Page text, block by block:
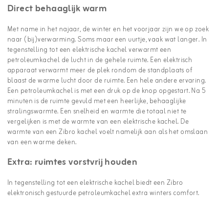
Direct behaaglijk warm
Met name in het najaar, de winter en het voorjaar zijn we op zoek
naar (bij)verwarming. Soms maar een uurtje, vaak wat langer. In
tegenstelling tot een elektrische kachel verwarmt een
petroleumkachel de lucht in de gehele ruimte. Een elektrisch
apparaat verwarmt meer de plek rondom de standplaats of
blaast de warme lucht door de ruimte. Een hele andere ervaring.
Een petroleumkachel is met een druk op de knop opgestart. Na 5
minuten is de ruimte gevuld met een heerlijke, behaaglijke
stralingswarmte. Een snelheid en warmte die totaal niet te
vergelijken is met de warmte van een elektrische kachel. De
warmte van een Zibro kachel voelt namelijk aan als het omslaan
van een warme deken.
Extra: ruimtes vorstvrij houden
In tegenstelling tot een elektrische kachel biedt een Zibro
elektronisch gestuurde petroleumkachel extra winters comfort.